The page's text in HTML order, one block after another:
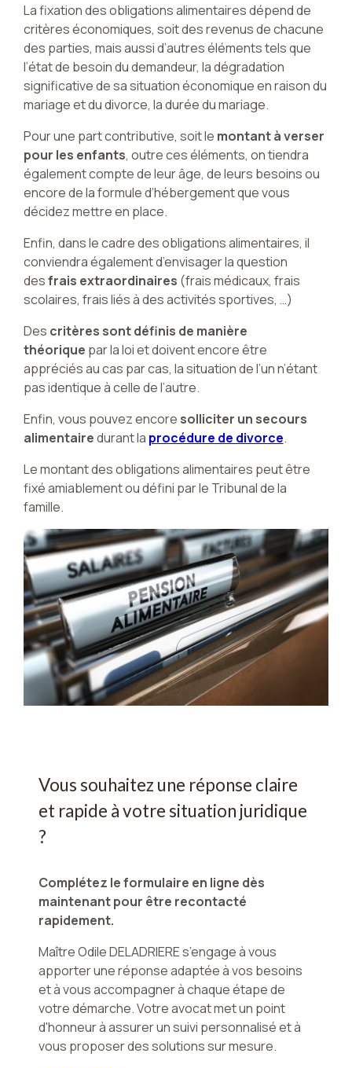
La fixation des obligations alimentaires dépend de
critères économiques, soit des revenus de chacune
des parties, mais aussi d’autres éléments tels que
l’état de besoin du demandeur, la dégradation
significative de sa situation économique en raison du
mariage et du divorce, la durée du mariage.
Pour une part contributive, soit le montant à verser
pour les enfants, outre ces éléments, on tiendra
également compte de leur âge, de leurs besoins ou
encore de la formule d’hébergement que vous
décidez mettre en place.
Enfin, dans le cadre des obligations alimentaires, il
conviendra également d’envisager la question
desfrais extraordinaires (frais médicaux, frais
scolaires, frais liés à des activités sportives, …)
Des critères sont définis de manière
théorique par la loi et doivent encore être
appréciés au cas par cas, la situation de l’un n’étant
pas identique à celle de l’autre.
Enfin, vous pouvez encore solliciter un secours
alimentairedurant la procédure de divorce.
Le montant des obligations alimentaires peut être
fixé amiablement ou défini par le Tribunal de la
famille.
Vous souhaitez une réponse claire
et rapide à votre situation juridique
?
Complétez le formulaire en ligne dès
maintenant pour être recontacté
rapidement.
Maître Odile DELADRIERE s’engage à vous
apporter une réponse adaptée à vos besoins
et à vous accompagner à chaque étape de
votre démarche. Votre avocat met un point
d'honneur à assurer un suivi personnalisé et à
vous proposer des solutions sur mesure.